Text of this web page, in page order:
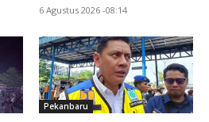
6 Agustus 2026 -08:14
Pekanbaru